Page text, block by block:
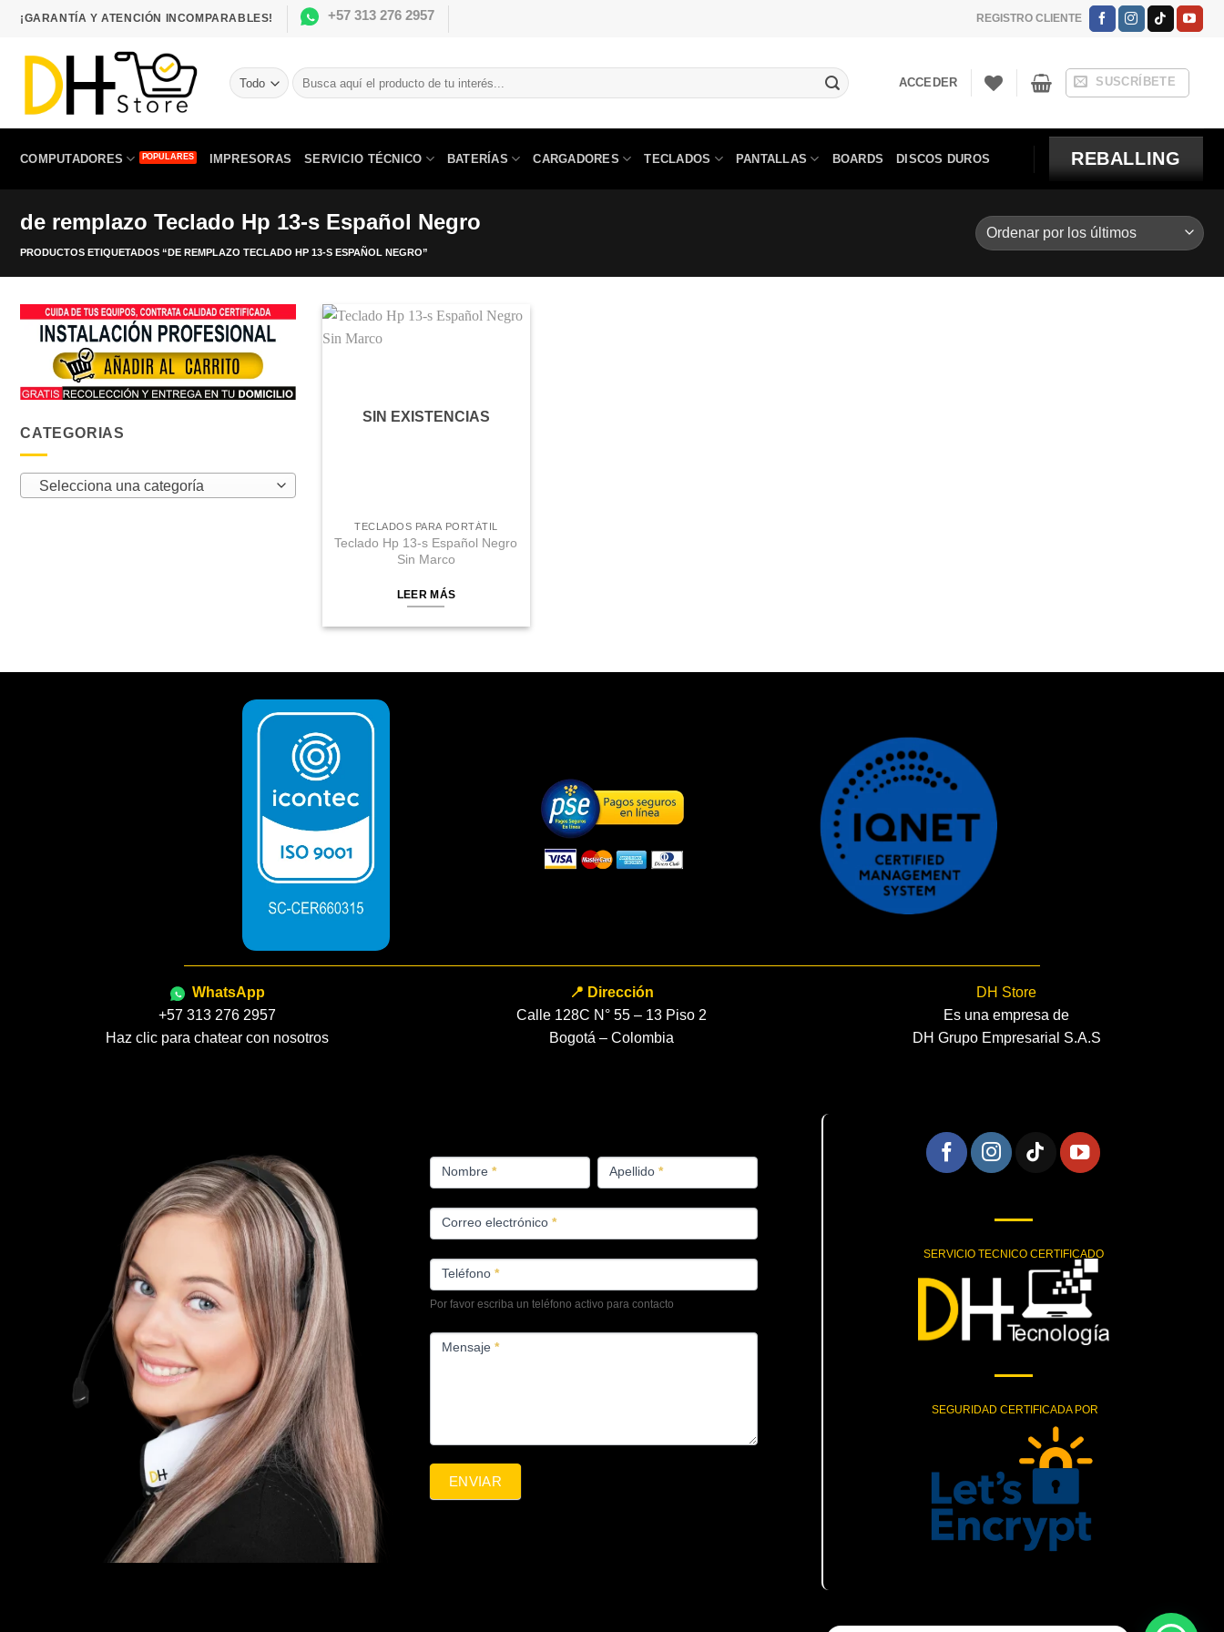
Saltar
contenido
¡GARANTÍA Y ATENCIÓN INCOMPARABLES! +57 313 276 2957 REGISTRO CLIENTE
Buscar
por:
ACCEDER SUSCRÍBETE
COMPUTADORES IMPRESORAS SERVICIO TÉCNICO BATERÍAS CARGADORES TECLADOS PANTALLAS BOARDS DISCOS DUROS REBALLING
de remplazo Teclado Hp 13-s Español Negro
PRODUCTOS ETIQUETADOS “DE REMPLAZO TECLADO HP 13-S ESPAÑOL NEGRO”
CATEGORIAS
Selecciona una categoría
SIN EXISTENCIAS
TECLADOS PARA PORTÁTIL
Teclado Hp 13-s Español Negro
Sin Marco
LEER MÁS
WhatsApp
+57 313 276 2957
Haz clic para chatear con nosotros
📍 Dirección
Calle 128C N° 55 – 13 Piso 2
Bogotá – Colombia
DH Store
Es una empresa de
DH Grupo Empresarial S.A.S
PRODUCTOS
Nombre * Apellido *
Correo electrónico *
Teléfono *
Por favor escriba un teléfono activo para contacto
Mensaje *
ENVIAR
SERVICIO TECNICO CERTIFICADO
SEGURIDAD CERTIFICADA POR